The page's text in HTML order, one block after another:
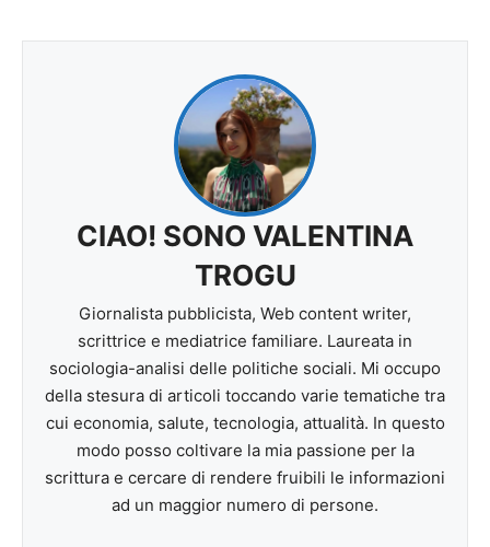
CIAO! SONO VALENTINA
TROGU
Giornalista pubblicista, Web content writer,
scrittrice e mediatrice familiare. Laureata in
sociologia-analisi delle politiche sociali. Mi occupo
della stesura di articoli toccando varie tematiche tra
cui economia, salute, tecnologia, attualità. In questo
modo posso coltivare la mia passione per la
scrittura e cercare di rendere fruibili le informazioni
ad un maggior numero di persone.